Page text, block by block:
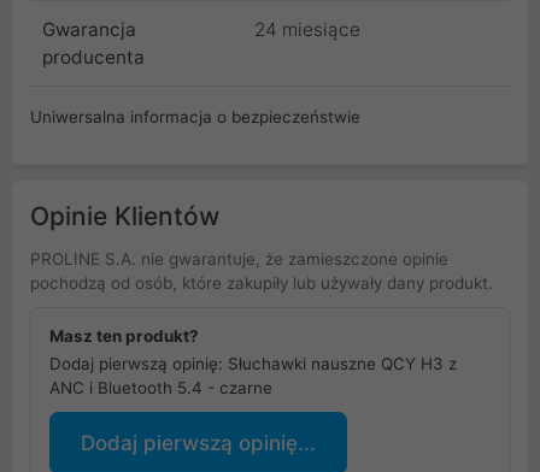
Gwarancja
producenta
24 miesiące
Uniwersalna informacja o bezpieczeństwie
Opinie Klientów
PROLINE S.A. nie gwarantuje, że zamieszczone opinie
pochodzą od osób, które zakupiły lub używały dany produkt.
Masz ten produkt?
Dodaj pierwszą opinię: Słuchawki nauszne QCY H3 z
ANC i Bluetooth 5.4 - czarne
Dodaj pierwszą opinię...